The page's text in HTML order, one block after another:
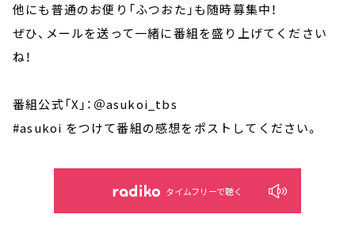
他にも普通のお便り「ふつおた」も随時募集中！
ぜひ、メールを送って一緒に番組を盛り上げてください
ね！
番組公式「X」：＠asukoi_tbs
#asukoi をつけて番組の感想をポストしてください。
タイムフリーで聴く